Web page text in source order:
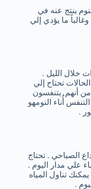
ينتج عنه في
ما يؤدي إلي
خلال الليل .
تحتاج إلي
من أنهم يتنفسون
أُناء النومهو
.
الصباحي . تحتاج
علي مدار اليوم .
تناول المياه
.